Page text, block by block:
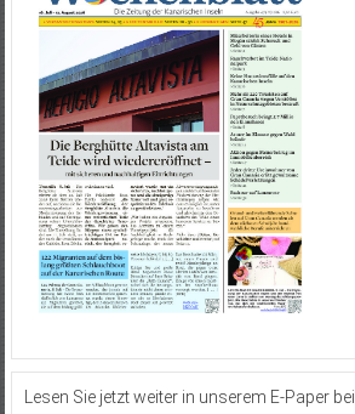
Lesen Sie jetzt weiter in unserem E-Paper bei